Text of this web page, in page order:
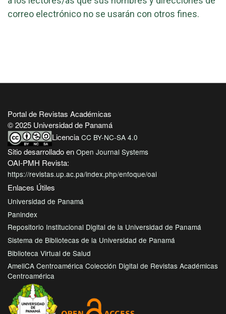
correo electrónico no se usarán con otros fines.
Portal de Revistas Académicas
© 2025 Universidad de Panamá
Licencia CC BY-NC-SA 4.0
Sitio desarrollado en Open Journal Systems
OAI-PMH Revista:
https://revistas.up.ac.pa/index.php/enfoque/oai
Enlaces Útiles
Universidad de Panamá
Panindex
Repositorio Institucional Digital de la Universidad de Panamá
Sistema de Bibliotecas de la Universidad de Panamá
Biblioteca Virtual de Salud
AmeliCA Centroamérica Colección Digital de Revistas Académicas
Centroamérica